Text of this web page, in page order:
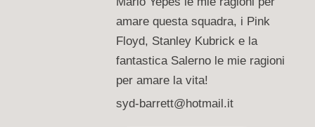
amare questa squadra, i Pink
Floyd, Stanley Kubrick e la
fantastica Salerno le mie ragioni
per amare la vita!
syd-barrett@hotmail.it